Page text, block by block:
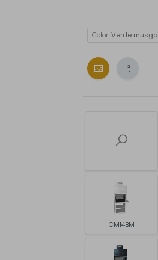
Color:Verde musgo
CM14BM